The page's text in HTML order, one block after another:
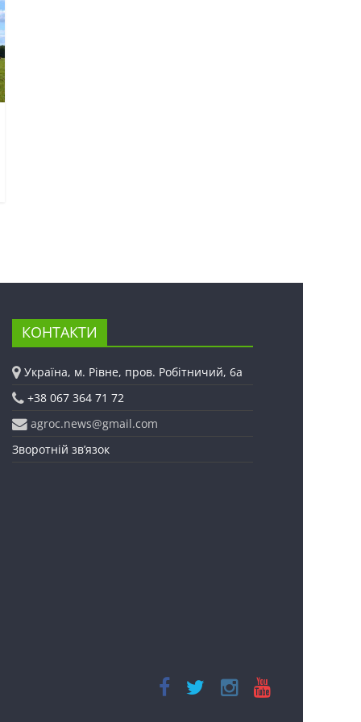
КОНТАКТИ
Україна, м. Рівне, пров. Робітничий, 6а
+38 067 364 71 72
agroc.news@gmail.com
Зворотній зв’язок